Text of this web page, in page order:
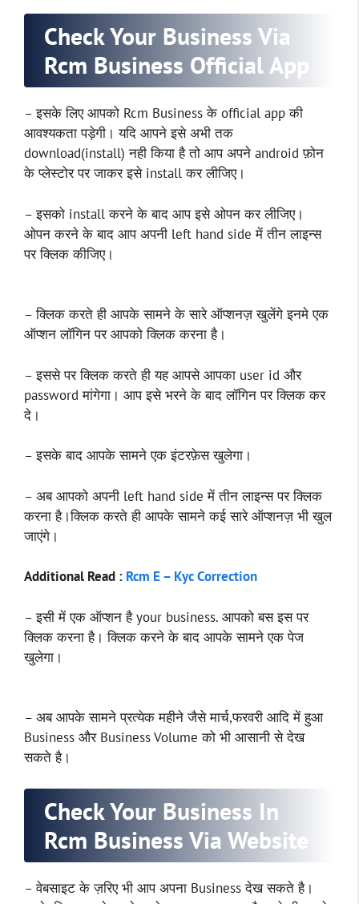
Check Your Business Via
Rcm Business Official App
– इसके लिए आपको Rcm Business के official app की
आवश्यकता पड़ेगी। यदि आपने इसे अभी तक
download(install) नही किया है तो आप अपने android फ़ोन
के प्लेस्टोर पर जाकर इसे install कर लीजिए।
– इसको install करने के बाद आप इसे ओपन कर लीजिए।
ओपन करने के बाद आप अपनी left hand side में तीन लाइन्स
पर क्लिक कीजिए।
– क्लिक करते ही आपके सामने के सारे ऑप्शनज़ खुलेंगे इनमे एक
ऑप्शन लॉगिन पर आपको क्लिक करना है।
– इससे पर क्लिक करते ही यह आपसे आपका user id और
password मांगेगा। आप इसे भरने के बाद लॉगिन पर क्लिक कर
दे।
– इसके बाद आपके सामने एक इंटरफ़ेस खुलेगा।
– अब आपको अपनी left hand side में तीन लाइन्स पर क्लिक
करना है।क्लिक करते ही आपके सामने कई सारे ऑप्शनज़ भी खुल
जाएंगे।
Additional Read : Rcm E – Kyc Correction
– इसी में एक ऑप्शन है your business. आपको बस इस पर
क्लिक करना है। क्लिक करने के बाद आपके सामने एक पेज
खुलेगा।
– अब आपके सामने प्रत्येक महीने जैसे मार्च,फरवरी आदि में हुआ
Business और Business Volume को भी आसानी से देख
सकते है।
Check Your Business In
Rcm Business Via Website
– वेबसाइट के ज़रिए भी आप अपना Business देख सकते है।